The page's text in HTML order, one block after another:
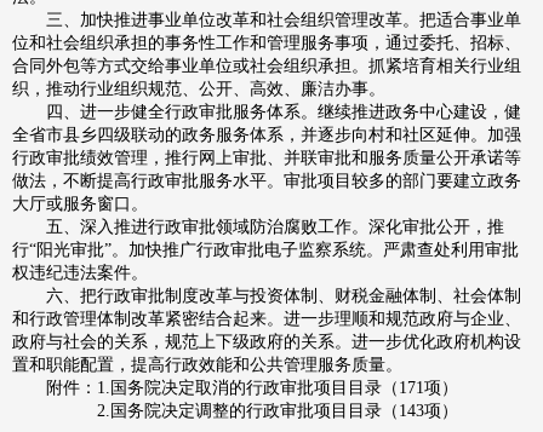
三、加快推进事业单位改革和社会组织管理改革。把适合事业单
位和社会组织承担的事务性工作和管理服务事项，通过委托、招标、
合同外包等方式交给事业单位或社会组织承担。抓紧培育相关行业组
织，推动行业组织规范、公开、高效、廉洁办事。
四、进一步健全行政审批服务体系。继续推进政务中心建设，健
全省市县乡四级联动的政务服务体系，并逐步向村和社区延伸。加强
行政审批绩效管理，推行网上审批、并联审批和服务质量公开承诺等
做法，不断提高行政审批服务水平。审批项目较多的部门要建立政务
大厅或服务窗口。
五、深入推进行政审批领域防治腐败工作。深化审批公开，推
行“阳光审批”。加快推广行政审批电子监察系统。严肃查处利用审批
权违纪违法案件。
六、把行政审批制度改革与投资体制、财税金融体制、社会体制
和行政管理体制改革紧密结合起来。进一步理顺和规范政府与企业、
政府与社会的关系，规范上下级政府的关系。进一步优化政府机构设
置和职能配置，提高行政效能和公共管理服务质量。
附件：1.国务院决定取消的行政审批项目目录（171项）
2.国务院决定调整的行政审批项目目录（143项）